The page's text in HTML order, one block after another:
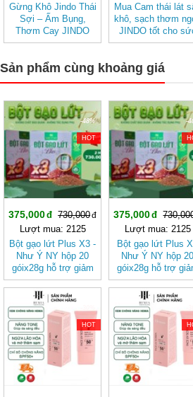
Gừng Khô Jindo Thái
Sợi – Ấm Bụng,
Thơm Cay JINDO
Mua Cam thái lát
khô, sạch thơm
JINDO tốt cho
khỏe
Sản phẩm cùng khoảng giá
-48%
HOT
375,000
730,000
Lượt mua: 2125
Bột gạo lứt Plus X3 -
Như Ý NY hộp 20
góix28g hỗ trợ giảm
cân, giảm mỡ
-
375,000
Lượt mua: 2125
Bột gạo lứt Plus
Như Ý NY hộp 20
góix28g hỗ trợ
cân, giảm mỡ
cơ thể nhẹ nhàng,
cho sức khỏe.
HOT